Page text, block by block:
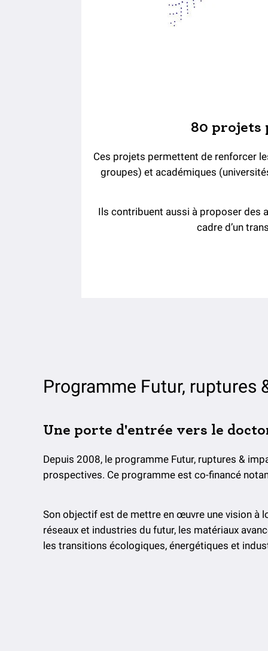
80 projets
Ces projets permettent de renforcer
groupes) et académiques
Ils contribuent aussi à proposer des
cadre d’un
Programme Futur, ruptures
Une porte d'entrée vers le
Depuis 2008, le programme Futur, ruptures &
prospectives. Ce programme est co-financé
Son objectif est de mettre en œuvre une vision à
réseaux et industries du futur, les matériaux
les transitions écologiques, énergétiques et